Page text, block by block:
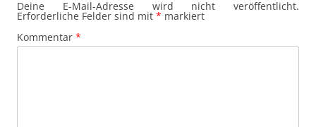
Deine E-Mail-Adresse wird nicht veröffentlicht.
Erforderliche Felder sind mit * markiert
Kommentar *